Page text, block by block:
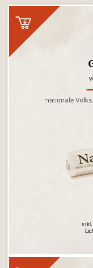
nationale
inkl.